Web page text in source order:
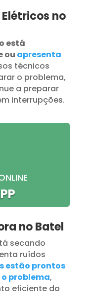
no
está
ou apresenta
técnicos
o problema,
a preparar
interrupções.
no Batel
secando
ruídos
estão prontos
problema,
eficiente do